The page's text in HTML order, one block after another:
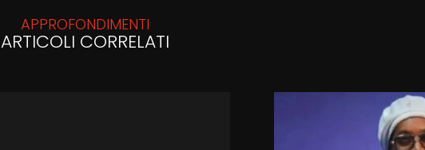
APPROFONDIMENTI
ARTICOLI CORRELATI